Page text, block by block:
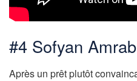
#4 Sofyan
Après un prêt plutôt